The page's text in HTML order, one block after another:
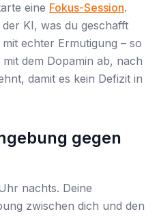
eine Fokus-Session.
KI, was du geschafft
echter Ermutigung – so
dem Dopamin ab, nach
damit es kein Defizit in
gegen
nachts. Deine
zwischen dich und den